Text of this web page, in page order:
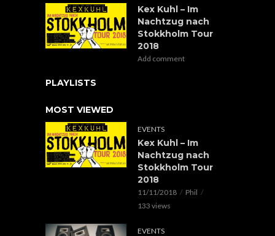
Kex Kuhl – Im
Nachtzug nach
Stokkholm Tour
2018
Add comment
PLAYLISTS
MOST VIEWED
EVENTS
Kex Kuhl – Im
Nachtzug nach
Stokkholm Tour
2018
11/11/2018
Phil
133 views
EVENTS